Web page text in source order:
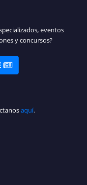
eventos
y concursos?
aquí.